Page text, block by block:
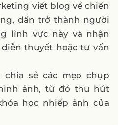
viết blog về chiến
dần trở thành người
lĩnh vực này và nhận
thuyết hoặc tư vấn
chia sẻ các mẹo chụp
ảnh, từ đó thu hút
học nhiếp ảnh của